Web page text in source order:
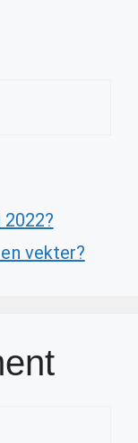
vekter?